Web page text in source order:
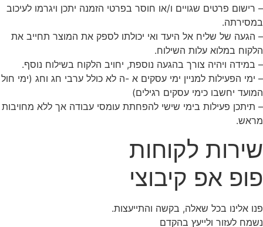
– רישום פרטים שגויים ו/או חוסר בפרטי הזמנה יתכן ויגרמו לעיכוב
במסירתה.
– הגעה של שליח אל היעד ואי יכולתו לספק את המוצר תחייב את
הלקוח במלוא עלות השילוח.
– במידה ויהיה צורך בהגעה נוספת, יחויב הלקוח בשילוח נוסף.
– ימי הפעילות למניין ימי עסקים א -ה לא כולל ערבי חג וחג (ימי חול
המועד יחשבו כימי עסקים רגילים)
– תיתכן פעילות בימי שישי להפחתת עומסי עבודה אך ללא מחויבות
מראש.
שירות לקוחות
פופ אפ קיבוצי
פנו אלינו בכל שאלה, בקשה והתייעצות.
נשמח לעזור ולייעץ בהקדם